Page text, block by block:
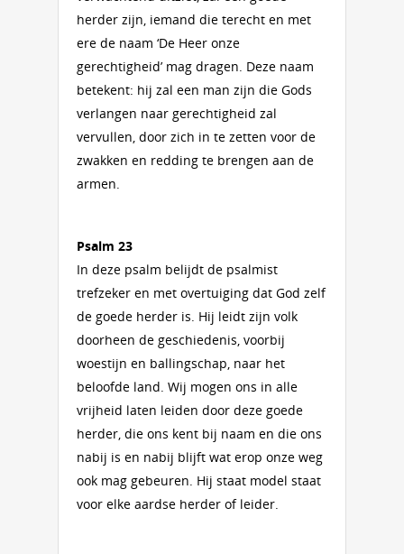
herder zijn, iemand die terecht en met
ere de naam ‘De Heer onze
gerechtigheid’ mag dragen. Deze naam
betekent: hij zal een man zijn die Gods
verlangen naar gerechtigheid zal
vervullen, door zich in te zetten voor de
zwakken en redding te brengen aan de
armen.
Psalm 23
In deze psalm belijdt de psalmist
trefzeker en met overtuiging dat God zelf
de goede herder is. Hij leidt zijn volk
doorheen de geschiedenis, voorbij
woestijn en ballingschap, naar het
beloofde land. Wij mogen ons in alle
vrijheid laten leiden door deze goede
herder, die ons kent bij naam en die ons
nabij is en nabij blijft wat erop onze weg
ook mag gebeuren. Hij staat model staat
voor elke aardse herder of leider.